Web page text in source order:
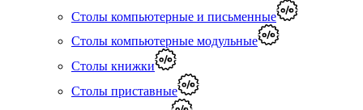
Столы компьютерные и письменные
Столы компьютерные модульные
Столы книжки
Столы приставные